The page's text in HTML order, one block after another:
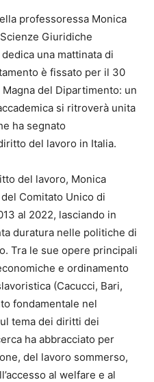
professoressa Monica
Giuridiche
una mattinata di
è fissato per il 30
del Dipartimento: un
si ritroverà unita
ha segnato
del lavoro in Italia.
del lavoro, Monica
Comitato Unico di
al 2022, lasciando in
duratura nelle politiche di
Tra le sue opere principali
e ordinamento
(Cacucci, Bari,
fondamentale nel
tema dei diritti dei
ha abbracciato per
del lavoro sommerso,
al welfare e al